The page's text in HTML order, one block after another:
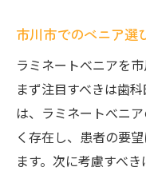
市川市で注
歯の美しさを引
市川市で
美しい歯を
市川市でのべニア選
ラミネートべニアを
まず注目すべきは歯
は、ラミネートべニ
く存在し、患者の要
ます。次に考慮すべ